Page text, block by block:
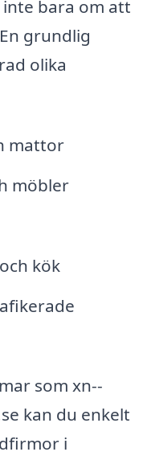
bara om att
grundlig
olika
mattor
möbler
kök
som xn--
kan du enkelt
i